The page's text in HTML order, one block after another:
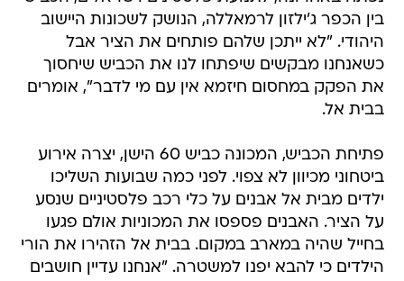
בין הכפר ג'ילזון לרמאללה, הנושק לשכונות היישוב
היהודי. "לא ייתכן שלהם פותחים את הציר אבל
כשאנחנו מבקשים שיפתחו לנו את הכביש שיחסוך
את הפקק במחסום חיזמא אין עם מי לדבר", אומרים
בבית אל.
פתיחת הכביש, המכונה כביש 60 הישן, יצרה אירוע
ביטחוני מכיוון לא צפוי. לפני כמה שבועות השליכו
ילדים מבית אל אבנים על כלי רכב פלסטיניים שנסע
על הציר. האבנים פספסו את המכוניות אולם פגעו
בחייל שהיה במארב במקום. בבית אל הזהירו את הורי
הילדים כי להבא יפנו למשטרה. "אנחנו עדיין חושבים